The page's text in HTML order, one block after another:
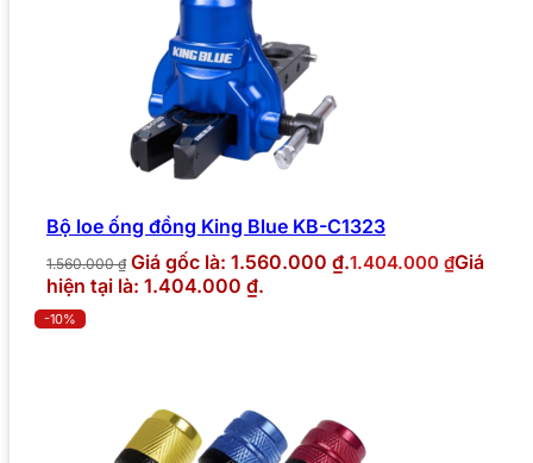
Bộ loe ống đồng King Blue KB-C1323
1.560.000₫ Giá gốc là: 1.560.000 ₫.1.404.000 ₫Giá
hiện tại là: 1.404.000 ₫.
-10%